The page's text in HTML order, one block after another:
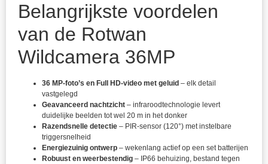
Belangrijkste voordelen
van de Rotwan
Wildcamera 36MP
36 MP-foto’s en Full HD-video met geluid – elk detail
vastgelegd
Geavanceerd nachtzicht – infraroodtechnologie levert
duidelijke beelden tot wel 20 m in het donker
Razendsnelle detectie – PIR-sensor (120°) met instelbare
triggersnelheid
Energiezuinig ontwerp – wekenlang actief op een set batterijen
Robuust en weerbestendig – IP66 behuizing, bestand tegen